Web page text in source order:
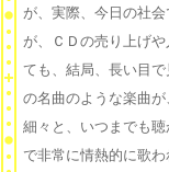
が、実際、今日の社
が、ＣＤの売り上げ
ても、結局、長い目
の名曲のような楽曲
細々と、いつまでも
で非常に情熱的に歌